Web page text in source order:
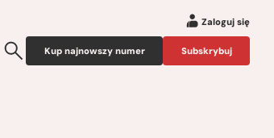
Zaloguj się
Kup najnowszy numer Subskrybuj